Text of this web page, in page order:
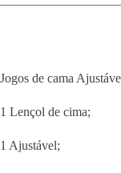
Jogos de cama
1 Lençol de cima;
1 Ajustável;